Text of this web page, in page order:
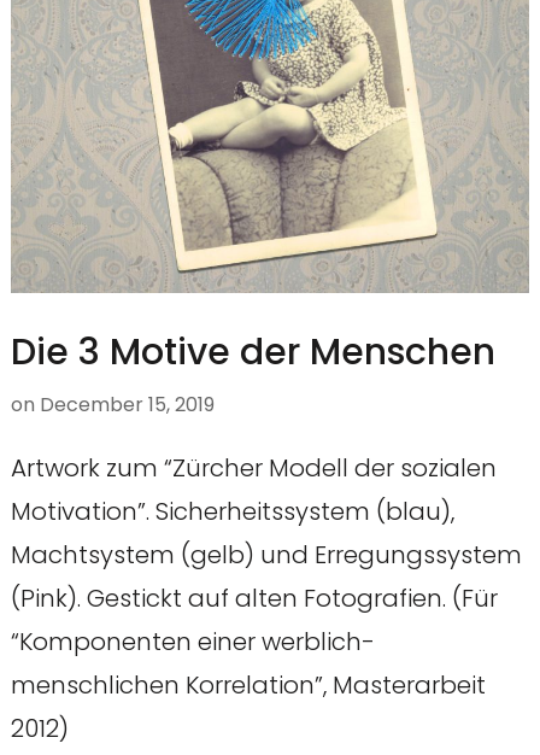
Die 3 Motive der Menschen
on December 15, 2019
Artwork zum “Zürcher Modell der sozialen
Motivation”. Sicherheitssystem (blau),
Machtsystem (gelb) und Erregungssystem
(Pink). Gestickt auf alten Fotografien. (Für
“Komponenten einer werblich-
menschlichen Korrelation”, Masterarbeit
2012)